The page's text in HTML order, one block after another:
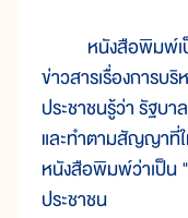
หนังสือพิมพ์เป็น
ข่าวสารเรื่องการบ
ประชาชนรู้ว่า รัฐบา
และทำตามสัญญาที่ใ
หนังสือพิมพ์ว่าเป็น
ประชาชน